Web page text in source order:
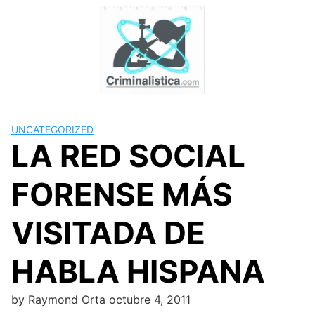
UNCATEGORIZED
LA RED SOCIAL
FORENSE MÁS
VISITADA DE
HABLA HISPANA
by Raymond Orta octubre 4, 2011